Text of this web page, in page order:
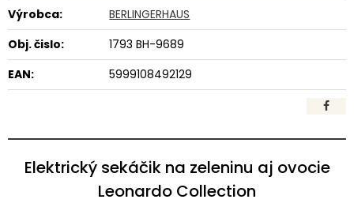
Výrobca:
BERLINGERHAUS
Obj. čislo:
1793 BH-9689
EAN:
5999108492129
Elektrický sekáčik na zeleninu aj ovocie
Leonardo Collection